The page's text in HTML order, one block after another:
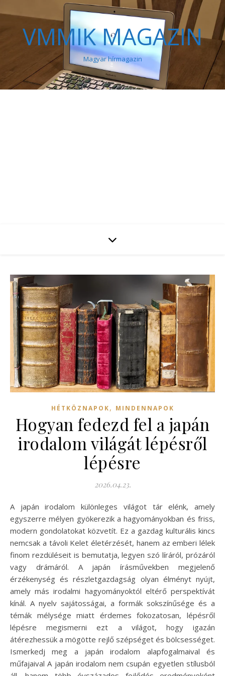
VMMIK MAGAZIN
Magyar hírmagazin
HÉTKÖZNAPOK, MINDENNAPOK
Hogyan fedezd fel a japán
irodalom világát lépésről
lépésre
2026.04.23.
A japán irodalom különleges világot tár elénk, amely
egyszerre mélyen gyökerezik a hagyományokban és friss,
modern gondolatokat közvetít. Ez a gazdag kulturális kincs
nemcsak a távoli Kelet életérzését, hanem az emberi lélek
finom rezdüléseit is bemutatja, legyen szó líráról, prózáról
vagy drámáról. A japán írásművekben megjelenő
érzékenység és részletgazdagság olyan élményt nyújt,
amely más irodalmi hagyományoktól eltérő perspektívát
kínál. A nyelv sajátosságai, a formák sokszínűsége és a
témák mélysége miatt érdemes fokozatosan, lépésről
lépésre megismerni ezt a világot, hogy igazán
átérezhessük a mögötte rejlő szépséget és bölcsességet.
Ismerkedj meg a japán irodalom alapfogalmaival és
műfajaival A japán irodalom nem csupán egyetlen stílusból